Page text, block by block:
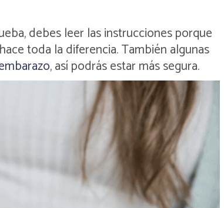
debes leer las instrucciones porque
toda la diferencia. También algunas
, así podrás estar más segura.